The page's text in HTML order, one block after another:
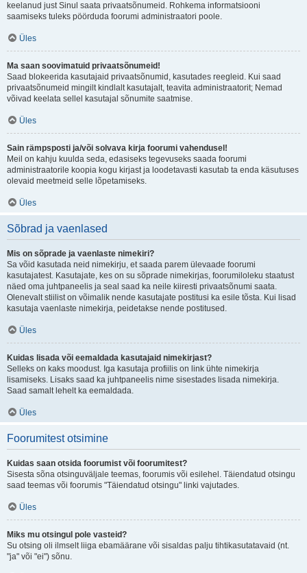
keelanud just Sinul saata privaatsõnumeid. Rohkema informatsiooni
saamiseks tuleks pöörduda foorumi administraatori poole.
Üles
Ma saan soovimatuid privaatsõnumeid!
Saad blokeerida kasutajaid privaatsõnumid, kasutades reegleid. Kui saad
privaatsõnumeid mingilt kindlalt kasutajalt, teavita administraatorit; Nemad
võivad keelata sellel kasutajal sõnumite saatmise.
Üles
Sain rämpsposti ja/või solvava kirja foorumi vahendusel!
Meil on kahju kuulda seda, edasiseks tegevuseks saada foorumi
administraatorile koopia kogu kirjast ja loodetavasti kasutab ta enda käsutuses
olevaid meetmeid selle lõpetamiseks.
Üles
Sõbrad ja vaenlased
Mis on sõprade ja vaenlaste nimekiri?
Sa võid kasutada neid nimekirju, et saada parem ülevaade foorumi
kasutajatest. Kasutajate, kes on su sõprade nimekirjas, foorumiloleku staatust
näed oma juhtpaneelis ja seal saad ka neile kiiresti privaatsõnumi saata.
Olenevalt stiilist on võimalik nende kasutajate postitusi ka esile tõsta. Kui lisad
kasutaja vaenlaste nimekirja, peidetakse nende postitused.
Üles
Kuidas lisada või eemaldada kasutajaid nimekirjast?
Selleks on kaks moodust. Iga kasutaja profiilis on link ühte nimekirja
lisamiseks. Lisaks saad ka juhtpaneelis nime sisestades lisada nimekirja.
Saad samalt lehelt ka eemaldada.
Üles
Foorumitest otsimine
Kuidas saan otsida foorumist või foorumitest?
Sisesta sõna otsinguväljale teemas, foorumis või esilehel. Täiendatud otsingu
saad teemas või foorumis "Täiendatud otsingu" linki vajutades.
Üles
Miks mu otsingul pole vasteid?
Su otsing oli ilmselt liiga ebamäärane või sisaldas palju tihtikasutatavaid (nt.
"ja" või "ei") sõnu.